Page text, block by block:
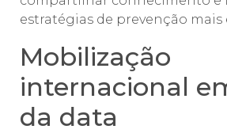
estratégias de prevenção mais
Mobilização
internacional
da data